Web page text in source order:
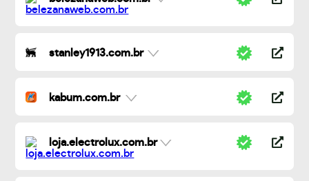
stanley1913.com.br
kabum.com.br
loja.electrolux.com.br